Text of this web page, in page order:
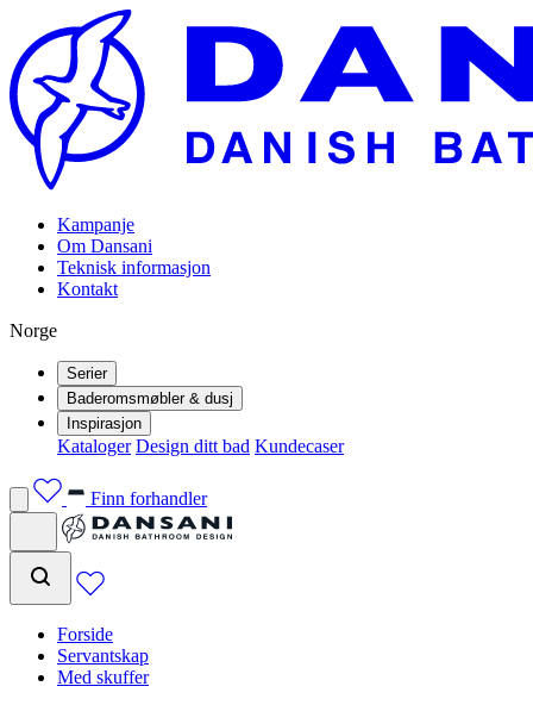
Kampanje
Om Dansani
Teknisk informasjon
Kontakt
Norge
Serier
Baderomsmøbler & dusj
Inspirasjon
Kataloger Design ditt bad Kundecaser
Finn forhandler
Forside
Servantskap
Med skuffer